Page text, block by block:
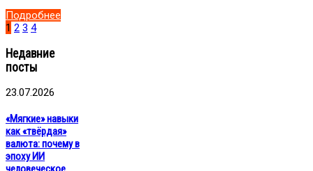
Подробнее
1 2 3 4
Недавние
посты
23.07.2026
«Мягкие» навыки
как «твёрдая»
валюта: почему в
эпоху ИИ